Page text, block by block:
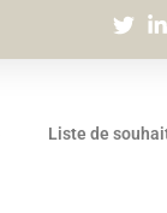
Liste de